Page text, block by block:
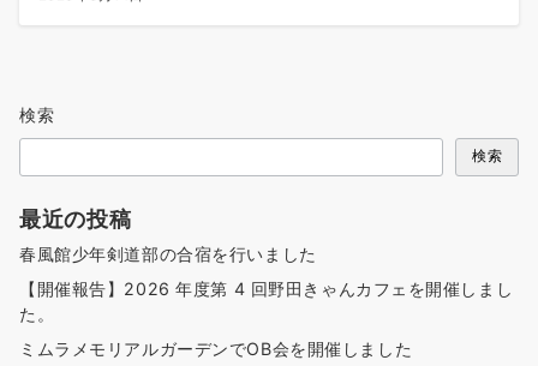
検索
検索
最近の投稿
春風館少年剣道部の合宿を行いました
【開催報告】2026 年度第 4 回野田きゃんカフェを開催しまし
た。
ミムラメモリアルガーデンでOB会を開催しました